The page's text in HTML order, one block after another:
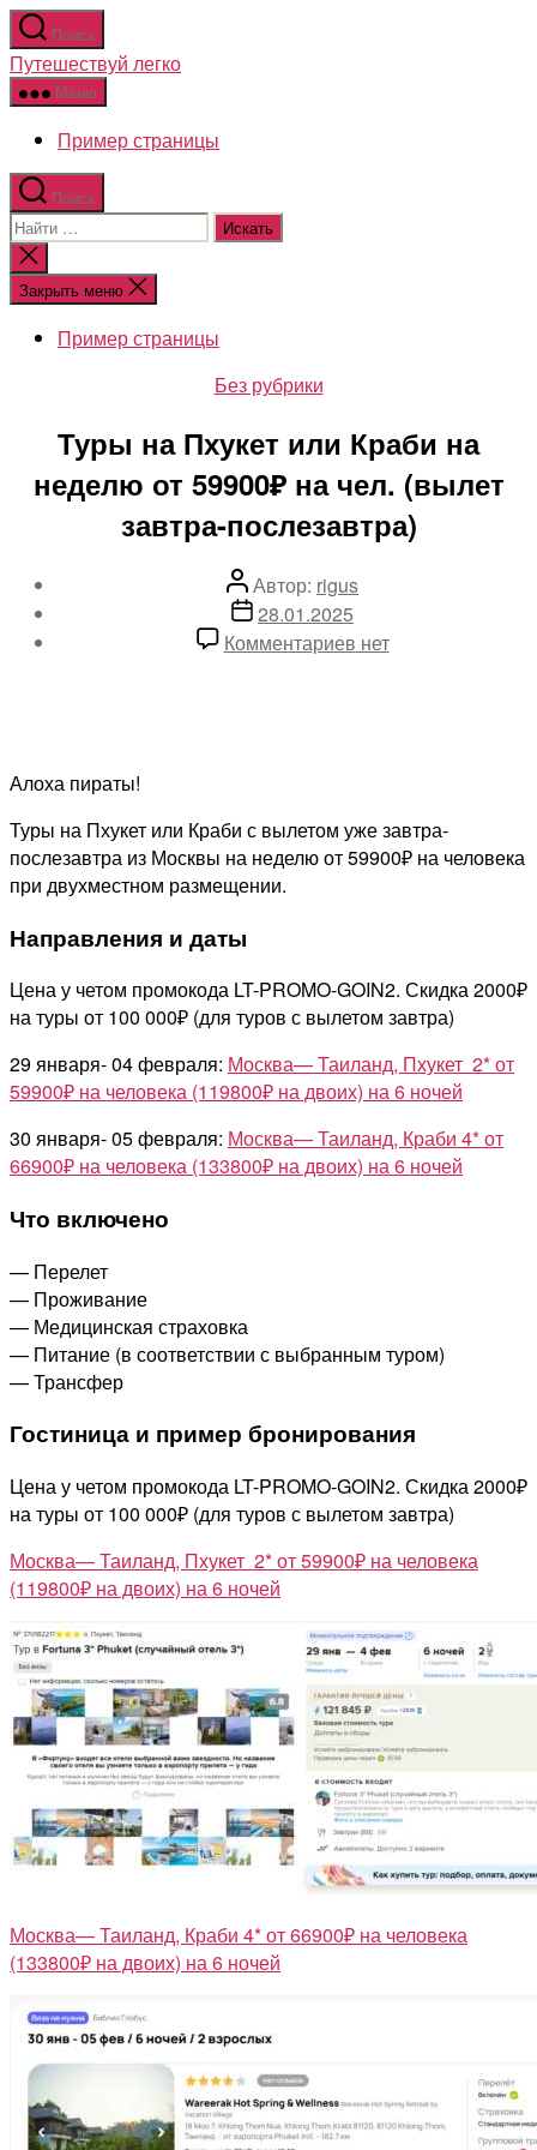
Перейти
к
содержимому
Поиск
Путешествуй легко
Меню
Пример страницы
Поиск
Поиск:
Закрыть
поиск
Закрыть меню
Пример страницы
Рубрики
Без рубрики
Туры на Пхукет или Краби на
неделю от 59900₽ на чел. (вылет
завтра-послезавтра)
Автор
записи
Автор: rigus
Дата
записи
28.01.2025
Комментариевк
на
неделю
(вылет
завтра-
послезавтра)
нет
Алоха пираты!
Туры на Пхукет или Краби с вылетом уже завтра-
послезавтра из Москвы на неделю от 59900₽ на человека
при двухместном размещении.
Направления и даты
Цена у четом промокода LT-PROMO-GOIN2. Скидка 2000₽
на туры от 100 000₽ (для туров с вылетом завтра)
29 января- 04 февраля: Москва— Таиланд, Пхукет 2* от
59900₽ на человека (119800₽ на двоих) на 6 ночей
30 января- 05 февраля: Москва— Таиланд, Краби 4* от
66900₽ на человека (133800₽ на двоих) на 6 ночей
Что включено
— Перелет
— Проживание
— Медицинская страховка
— Питание (в соответствии с выбранным туром)
— Трансфер
Гостиница и пример бронирования
Цена у четом промокода LT-PROMO-GOIN2. Скидка 2000₽
на туры от 100 000₽ (для туров с вылетом завтра)
Москва— Таиланд, Пхукет 2* от 59900₽ на человека
(119800₽ на двоих) на 6 ночей
Москва— Таиланд, Краби 4* от 66900₽ на человека
(133800₽ на двоих) на 6 ночей